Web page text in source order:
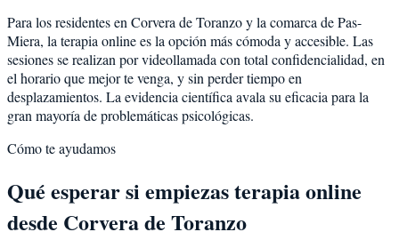
Para los residentes en Corvera de Toranzo y la comarca de Pas-
Miera, la terapia online es la opción más cómoda y accesible. Las
sesiones se realizan por videollamada con total confidencialidad, en
el horario que mejor te venga, y sin perder tiempo en
desplazamientos. La evidencia científica avala su eficacia para la
gran mayoría de problemáticas psicológicas.
Cómo te ayudamos
Qué esperar si empiezas terapia online
desde Corvera de Toranzo